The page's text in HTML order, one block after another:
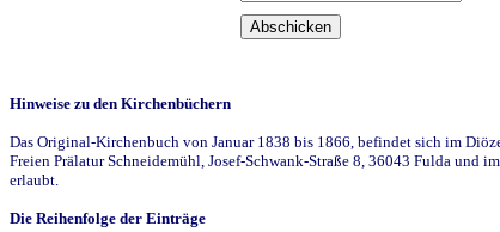
Hinweise zu den Kirchenbüchern
Das Original-Kirchenbuch von Januar 1838 bis 1866, befindet sich im
Freien Prälatur Schneidemühl, Josef-Schwank-Straße 8, 36043 Fulda und
erlaubt.
Die Reihenfolge der Einträge